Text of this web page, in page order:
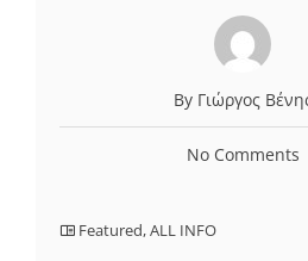
By Γιώργος
No Comments
Featured,ALL INFO